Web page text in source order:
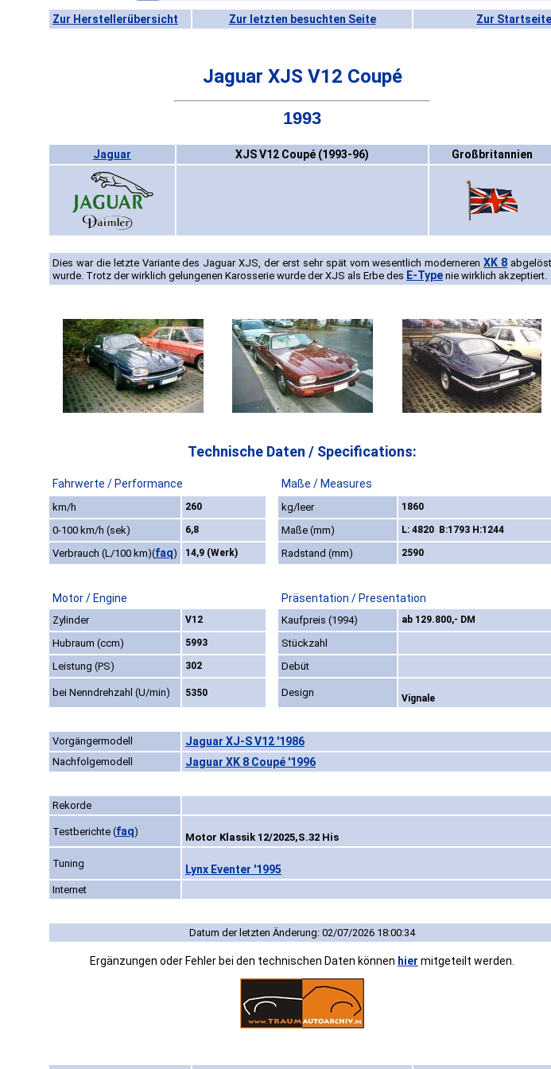
Zur Herstellerübersicht Zur letzten besuchten Seite Zur Startseite
Jaguar XJS V12 Coupé
1993
Jaguar XJS V12 Coupé (1993-96) Großbritannien
Dies war die letzte Variante des Jaguar XJS, der erst sehr spät vom wesentlich modernerenXK 8 abgelöst
wurde. Trotz der wirklich gelungenen Karosserie wurde der XJS als Erbe des E-Type nie wirklich akzeptiert.
Technische Daten / Specifications:
Fahrwerte / Performance Maße / Measures
km/h 260 kg/leer 1860
0-100 km/h (sek) 6,8 Maße (mm) L: 4820 B:1793 H:1244
Verbrauch (L/100 km)(faq) 14,9 (Werk) Radstand (mm) 2590
Motor / Engine Präsentation / Presentation
Zylinder V12 Kaufpreis (1994) ab 129.800,- DM
Hubraum (ccm) 5993
Stückzahl
Leistung (PS)
302 Debüt
bei Nenndrehzahl (U/min) 5350 Design Vignale
Vorgängermodell Jaguar XJ-S V12 '1986
Nachfolgemodell Jaguar XK 8 Coupé '1996
Rekorde
Testberichte (faq) Motor Klassik 12/2025,S.32 His
Tuning Lynx Eventer '1995
Internet
Datum der letzten Änderung: 02/07/2026 18:00:34
Ergänzungen oder Fehler bei den technischen Daten können hier mitgeteilt werden.